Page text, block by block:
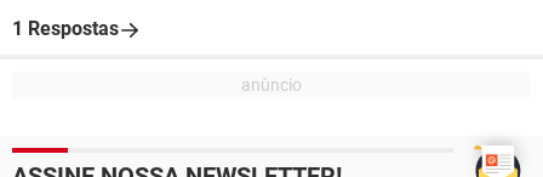
1 Respostas